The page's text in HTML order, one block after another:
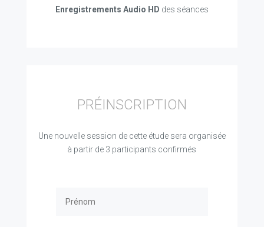
Enregistrements Audio HD des séances
PRÉINSCRIPTION
Une nouvelle session de cette étude sera organisée
à partir de 3 participants confirmés